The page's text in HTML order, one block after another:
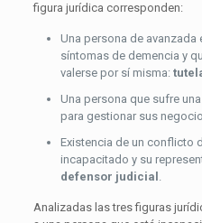
figura jurídica corresponden:
Una persona de
síntomas de demencia y
valerse por sí misma:
Una persona que sufre
para gestionar sus
Existencia de un conflicto
incapacitado y su
defensor judicial .
Analizadas las tres figuras